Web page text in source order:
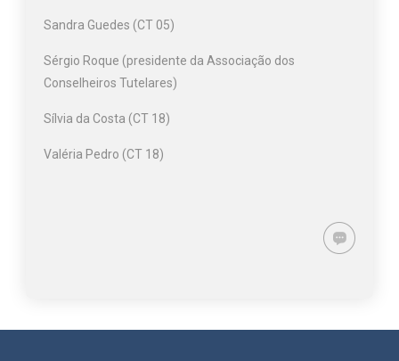
Sandra Guedes (CT 05)
Sérgio Roque (presidente da Associação dos
Conselheiros Tutelares)
Sílvia da Costa (CT 18)
Valéria Pedro (CT 18)